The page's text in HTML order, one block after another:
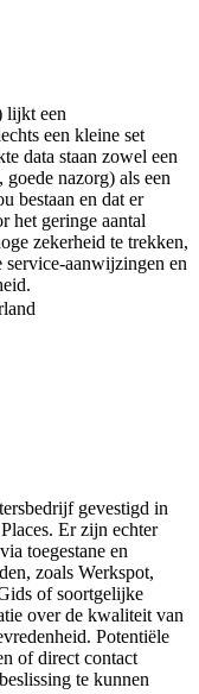
lijkt een
een kleine set
data staan zowel een
nazorg) als een
bestaan en dat er
het geringe aantal
zekerheid te trekken,
service-aanwijzingen en
gevestigd in
Er zijn echter
toegestane en
zoals Werkspot,
of soortgelijke
over de kwaliteit van
Potentiële
of direct contact
te kunnen